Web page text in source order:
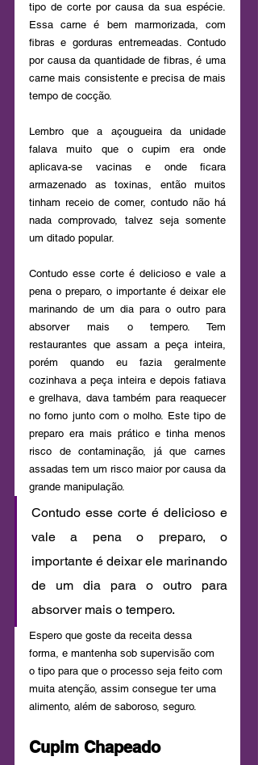
tipo de corte por causa da sua espécie.
Essa carne é bem marmorizada, com
fibras e gorduras entremeadas. Contudo
por causa da quantidade de fibras, é uma
carne mais consistente e precisa de mais
tempo de cocção.
Lembro que a açougueira da unidade
falava muito que o cupim era onde
aplicava-se vacinas e onde ficara
armazenado as toxinas, então muitos
tinham receio de comer, contudo não há
nada comprovado, talvez seja somente
um ditado popular.
Contudo esse corte é delicioso e vale a
pena o preparo, o importante é deixar ele
marinando de um dia para o outro para
absorver mais o tempero. Tem
restaurantes que assam a peça inteira,
porém quando eu fazia geralmente
cozinhava a peça inteira e depois fatiava
e grelhava, dava também para reaquecer
no forno junto com o molho. Este tipo de
preparo era mais prático e tinha menos
risco de contaminação, já que carnes
assadas tem um risco maior por causa da
grande manipulação.
Contudo esse corte é delicioso e
vale a pena o preparo, o
importante é deixar ele marinando
de um dia para o outro para
absorver mais o tempero.
Espero que goste da receita dessa
forma, e mantenha sob supervisão com
o tipo para que o processo seja feito com
muita atenção, assim consegue ter uma
alimento, além de saboroso, seguro.
Cupim Chapeado